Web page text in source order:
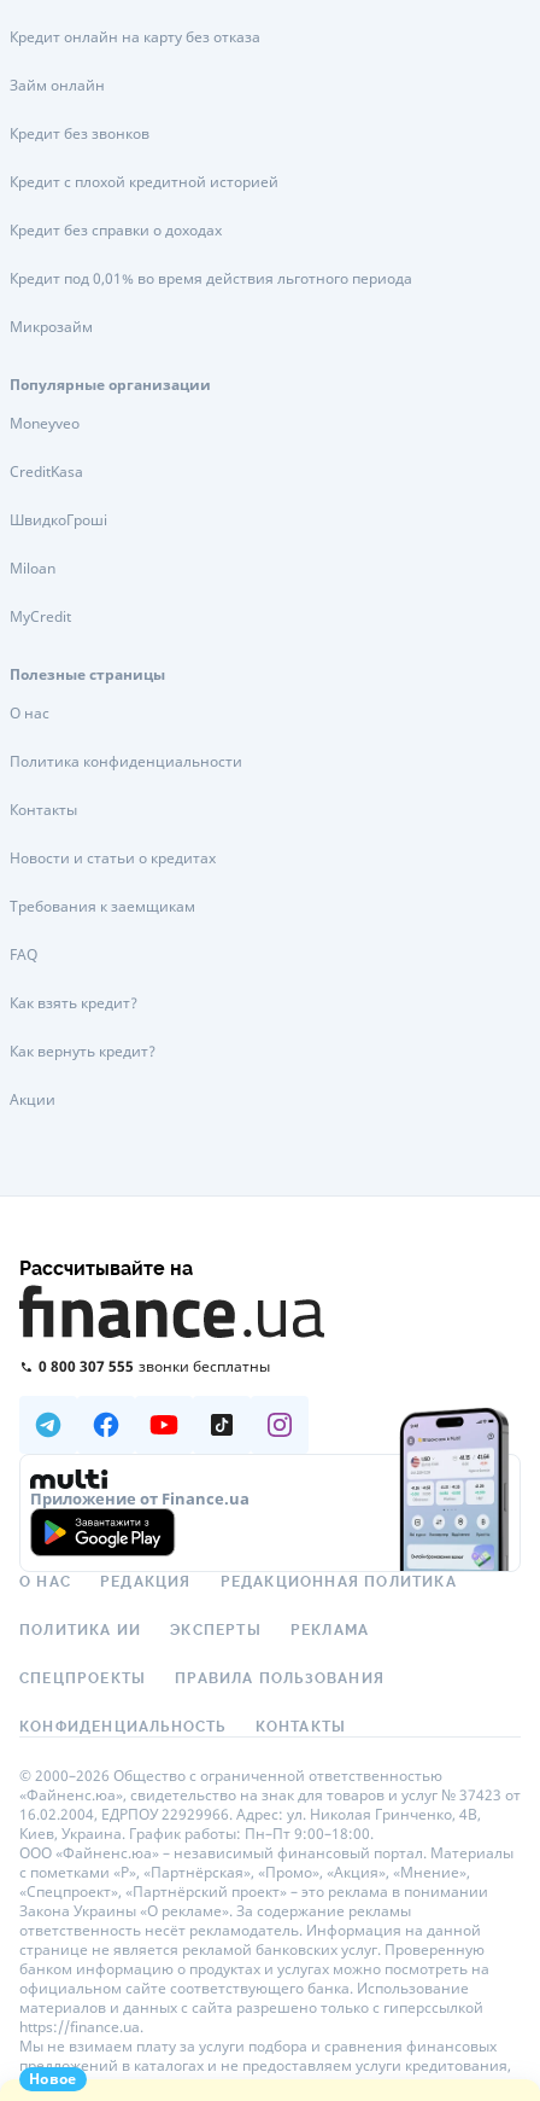
Новое
Кредит онлайн на карту без отказа
Займ онлайн
Кредит без звонков
Кредит с плохой кредитной историей
Кредит без справки о доходах
Кредит под 0,01% во время действия льготного периода
Микрозайм
Популярные организации
Moneyveo
CreditKasa
ШвидкоГроші
Miloan
MyCredit
Полезные страницы
О нас
Политика конфиденциальности
Контакты
Новости и статьи о кредитах
Требования к заемщикам
FAQ
Как взять кредит?
Как вернуть кредит?
Акции
Рассчитывайте на
0 800 307 555 звонки бесплатны
Приложение от Finance.ua
О НАС РЕДАКЦИЯ РЕДАКЦИОННАЯ ПОЛИТИКА
ПОЛИТИКА ИИ ЭКСПЕРТЫ РЕКЛАМА
СПЕЦПРОЕКТЫ ПРАВИЛА ПОЛЬЗОВАНИЯ
КОНФИДЕНЦИАЛЬНОСТЬ КОНТАКТЫ
© 2000–2026 Общество с ограниченной ответственностью
«Файненс.юа», свидетельство на знак для товаров и услуг № 37423 от
16.02.2004, ЕДРПОУ 22929966. Адрес: ул. Николая Гринченко, 4В,
Киев, Украина. График работы: Пн–Пт 9:00–18:00.
ООО «Файненс.юа» – независимый финансовый портал. Материалы
с пометками «Р», «Партнёрская», «Промо», «Акция», «Мнение»,
«Спецпроект», «Партнёрский проект» – это реклама в понимании
Закона Украины «О рекламе». За содержание рекламы
ответственность несёт рекламодатель. Информация на данной
странице не является рекламой банковских услуг. Проверенную
банком информацию о продуктах и услугах можно посмотреть на
официальном сайте соответствующего банка. Использование
материалов и данных с сайта разрешено только с гиперссылкой
https://finance.ua.
Мы не взимаем плату за услуги подбора и сравнения финансовых
предложений в каталогах и не предоставляем услуги кредитования,
размещения депозитов и страхования. Ваши личные данные на